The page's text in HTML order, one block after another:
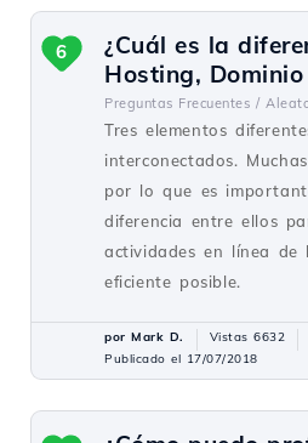
¿Cuál es la
Hosting,
Preguntas Frecuentes /
Tres elementos
interconectados.
por lo que es
diferencia entre ellos
actividades en línea de
eficiente posible.
6
por Mark D. Vistas 6632
Publicado el 17/07/2018